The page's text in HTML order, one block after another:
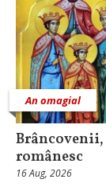
An omagial
Brâncovenii,
românesc
16 Aug, 2026